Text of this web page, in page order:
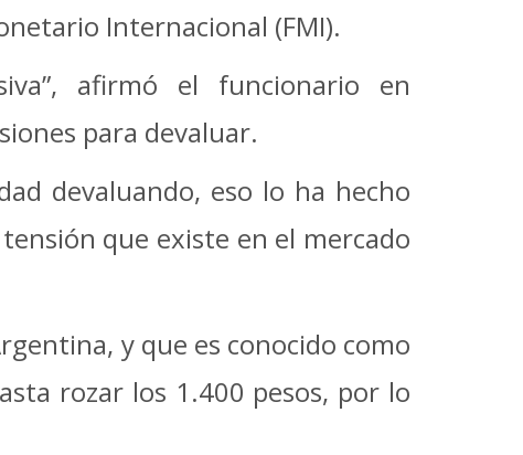
Internacional (FMI).
afirmó el funcionario en
para devaluar.
devaluando, eso lo ha hecho
que existe en el mercado
y que es conocido como
rozar los 1.400 pesos, por lo